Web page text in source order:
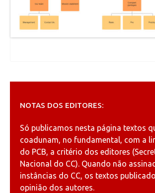
NOTAS DOS EDITORES:
Só publicamos nesta página textos
coadunam, no fundamental, com a
do PCB, a critério dos editores
Nacional do CC). Quando não
instâncias do CC, os textos
opinião dos autores.